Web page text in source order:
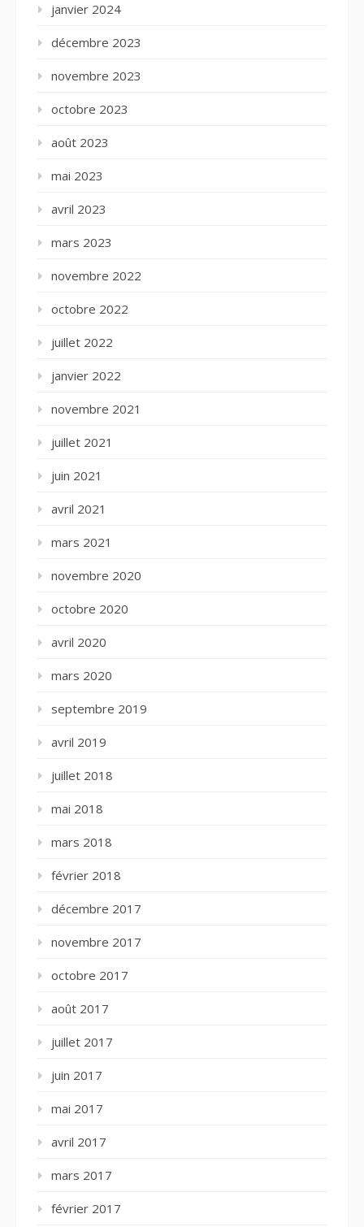
janvier 2024
décembre 2023
novembre 2023
octobre 2023
août 2023
mai 2023
avril 2023
mars 2023
novembre 2022
octobre 2022
juillet 2022
janvier 2022
novembre 2021
juillet 2021
juin 2021
avril 2021
mars 2021
novembre 2020
octobre 2020
avril 2020
mars 2020
septembre 2019
avril 2019
juillet 2018
mai 2018
mars 2018
février 2018
décembre 2017
novembre 2017
octobre 2017
août 2017
juillet 2017
juin 2017
mai 2017
avril 2017
mars 2017
février 2017